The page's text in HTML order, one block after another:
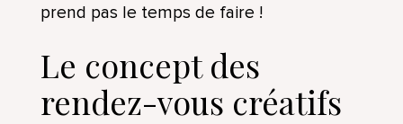
prend pas le temps de faire !
Le concept des
rendez-vous créatifs